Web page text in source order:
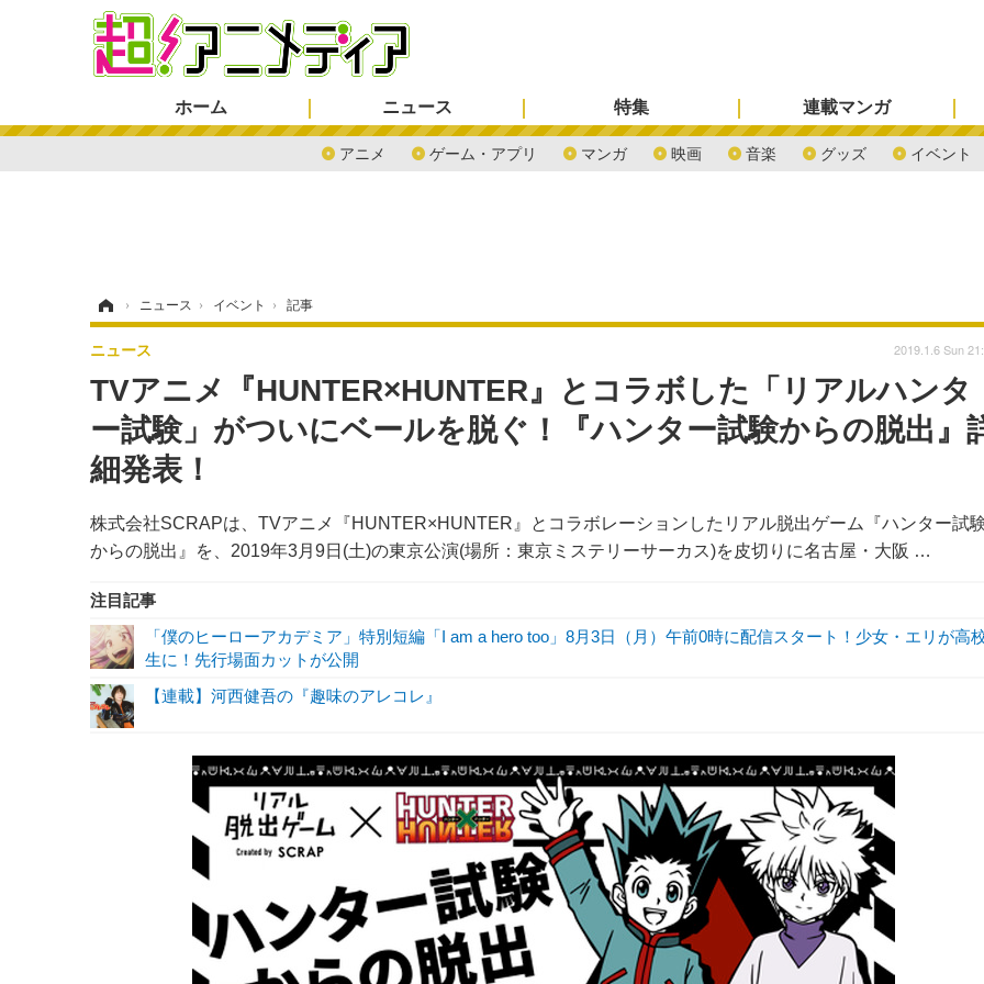
ホーム ニュース
アニメ ゲーム・アプリ マンガ 映画 音楽 グッズ イベント
特集 連載マンガ
› ニュース › イベント › 記事
TVアニメ『HUNTER×HUNTER』とコラボした「リアルハンタ
ー試験」がついにベールを脱ぐ！『ハンター試験からの脱出』
細発表！
株式会社SCRAPは、TVアニメ『HUNTER×HUNTER』とコラボレーションしたリアル脱出ゲーム『ハンター試
からの脱出』を、2019年3月9日(土)の東京公演(場所：東京ミステリーサーカス)を皮切りに名古屋・大阪 …
ニュース 2019.1.6 Sun
注目記事
「僕のヒーローアカデミア」特別短編「I am a hero too」8月3日（月）午前0時に配信スタート！少女・エリが高
生に！先行場面カットが公開
【連載】河西健吾の『趣味のアレコレ』